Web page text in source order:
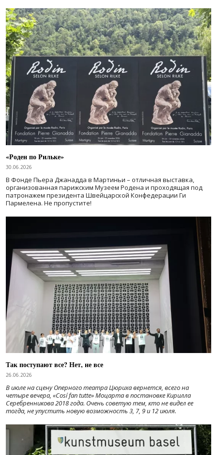
«Роден по Рильке»
30.06.2026
В Фонде Пьера Джанадда в Мартиньи – отличная выставка,
организованная парижским Музеем Родена и проходящая под
патронажем президента Швейцарской Конфедерации Ги
Пармелена. Не пропустите!
Так поступают все? Нет, не все
26.06.2026
В июле на сцену Оперного театра Цюриха вернется, всего на
четыре вечера, «Cosí fan tutte» Моцарта в постановке Кирилла
Серебренникова 2018 года. Очень советую тем, кто не видел ее
тогда, не упустить новую возможность 3, 7, 9 и 12 июля.